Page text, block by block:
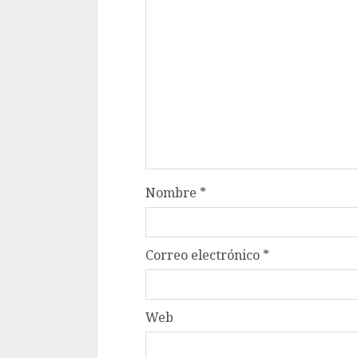
Nombre *
Correo electrónico *
Web